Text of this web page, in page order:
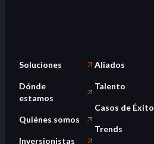
Soluciones
Dónde
estamos
Quiénes somos
Inversionistas
Aliados
Talento
Casos de Éxito
Trends